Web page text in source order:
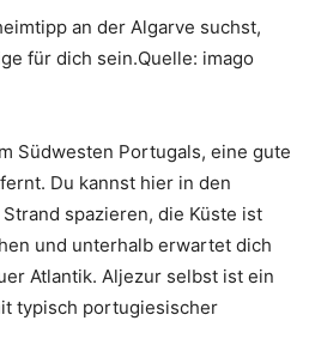
an der Algarve suchst,
für dich sein.Quelle: imago
Südwesten Portugals, eine gute
Du kannst hier in den
spazieren, die Küste ist
und unterhalb erwartet dich
Atlantik. Aljezur selbst ist ein
typisch portugiesischer